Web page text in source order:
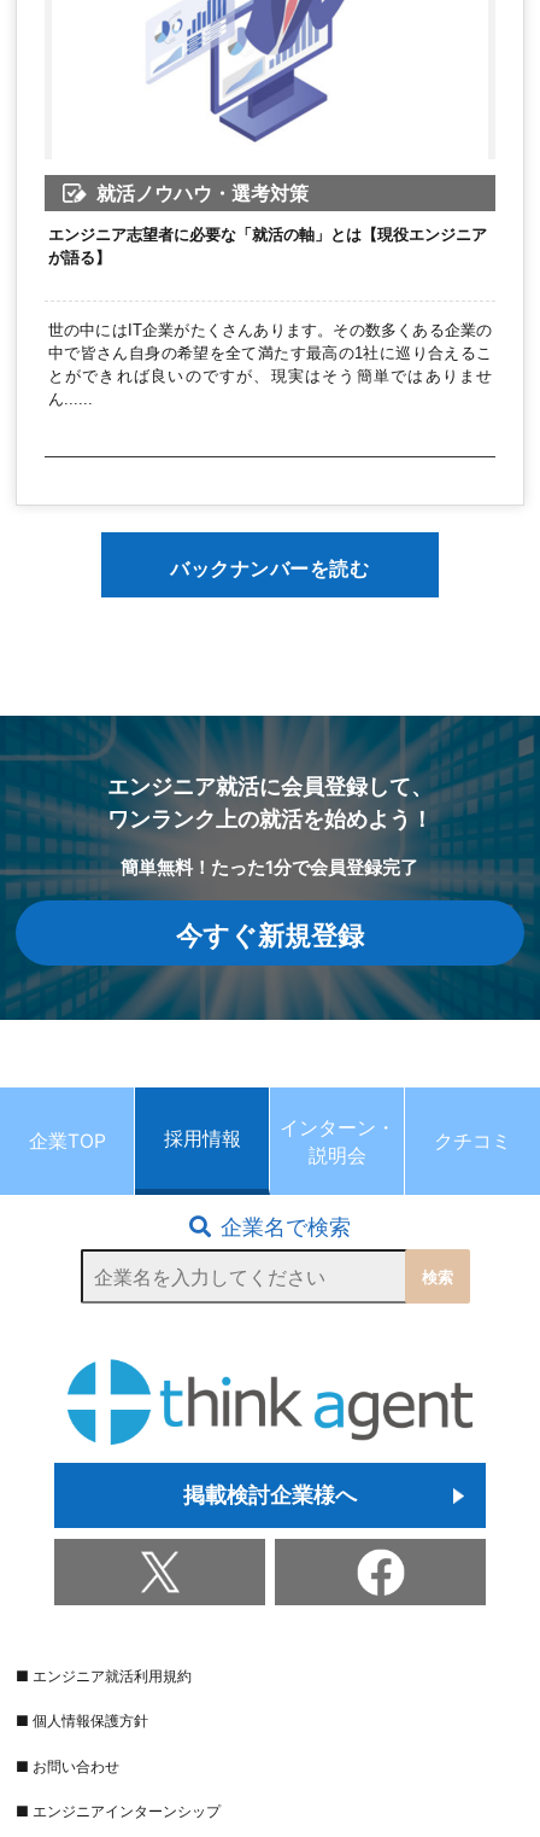
就活ノウハウ・選考対策
エンジニア志望者に必要な「就活の軸」とは【現役エンジニア
が語る】
世の中にはIT企業がたくさんあります。その数多くある企業の
中で皆さん自身の希望を全て満たす最高の1社に巡り合えるこ
とができれば良いのですが、現実はそう簡単ではありませ
ん......
バックナンバーを読む
エンジニア就活に会員登録して、
ワンランク上の就活を始めよう！
簡単無料！たった1分で会員登録完了
今すぐ新規登録
企業TOP 採用情報
インターン・
説明会
クチコミ
企業名で検索
掲載検討企業様へ
■ エンジニア就活利用規約
■ 個人情報保護方針
■ お問い合わせ
■ エンジニアインターンシップ